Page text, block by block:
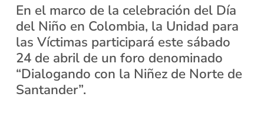
En el marco de la celebración del Día
del Niño en Colombia, la Unidad para
las Víctimas participará este sábado
24 de abril de un foro denominado
“Dialogando con la Niñez de Norte de
Santander”.